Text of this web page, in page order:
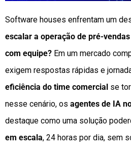
Software houses enfrentam um
escalar a operação de pré-
com equipe? Em um mercado
exigem respostas rápidas e
eficiência do time comercial se
nesse cenário, os agentes de IA
destaque como uma solução
em escala, 24 horas por dia, sem